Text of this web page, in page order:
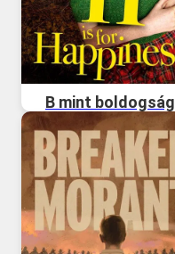
B mint boldogság